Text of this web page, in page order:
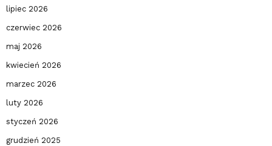
lipiec 2026
czerwiec 2026
maj 2026
kwiecień 2026
marzec 2026
luty 2026
styczeń 2026
grudzień 2025